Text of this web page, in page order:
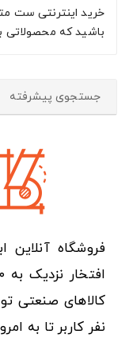
خرید اینترنتی ست
باشید که محصولاتی
جستجوی پیشرفته
فروشگاه آنلاین
نفر کاربر تا به